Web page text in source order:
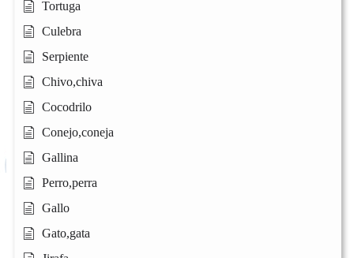
Tortuga
Culebra
Serpiente
Chivo,chiva
Cocodrilo
Conejo,coneja
Gallina
Perro,perra
Gallo
Gato,gata